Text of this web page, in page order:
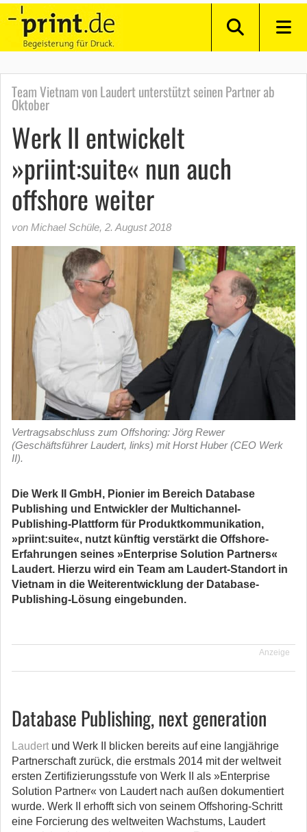
Team Vietnam von Laudert unterstützt seinen Partner ab
Oktober
Werk II entwickelt
»priint:suite« nun auch
offshore weiter
von Michael Schüle, 2. August 2018
Vertragsabschluss zum Offshoring: Jörg Rewer
(Geschäftsführer Laudert, links) mit Horst Huber (CEO Werk
II).
Die Werk II GmbH, Pionier im Bereich Database
Publishing und Entwickler der Multichannel-
Publishing-Plattform für Produktkommunikation,
»priint:suite«, nutzt künftig verstärkt die Offshore-
Erfahrungen seines »Enterprise Solution Partners«
Laudert. Hierzu wird ein Team am Laudert-Standort in
Vietnam in die Weiterentwicklung der Database-
Publishing-Lösung eingebunden.
Anzeige
Database Publishing, next generation
Laudert und Werk II blicken bereits auf eine langjährige
Partnerschaft zurück, die erstmals 2014 mit der weltweit
ersten Zertifizierungsstufe von Werk II als »Enterprise
Solution Partner« von Laudert nach außen dokumentiert
wurde. Werk II erhofft sich von seinem Offshoring-Schritt
eine Forcierung des weltweiten Wachstums, Laudert